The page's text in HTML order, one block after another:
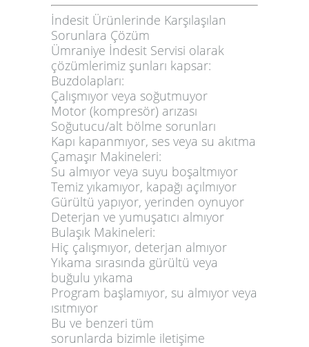
İndesit Ürünlerinde Karşılaşılan
Sorunlara Çözüm
Ümraniye İndesit Servisi olarak
çözümlerimiz şunları kapsar:
Buzdolapları:
Çalışmıyor veya soğutmuyor
Motor (kompresör) arızası
Soğutucu/alt bölme sorunları
Kapı kapanmıyor, ses veya su akıtma
Çamaşır Makineleri:
Su almıyor veya suyu boşaltmıyor
Temiz yıkamıyor, kapağı açılmıyor
Gürültü yapıyor, yerinden oynuyor
Deterjan ve yumuşatıcı almıyor
Bulaşık Makineleri:
Hiç çalışmıyor, deterjan almıyor
Yıkama sırasında gürültü veya
buğulu yıkama
Program başlamıyor, su almıyor veya
ısıtmıyor
Bu ve benzeri tüm
sorunlarda bizimle iletişime